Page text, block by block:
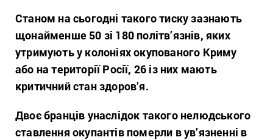
Станом на сьогодні такого тиску зазнають
щонайменше 50 зі 180 політв’язнів, яких
утримують у колоніях окупованого Криму
або на території Росії, 26 із них мають
критичний стан здоров’я.
Двоє бранців унаслідок такого нелюдського
ставлення окупантів померли в ув’язненні в